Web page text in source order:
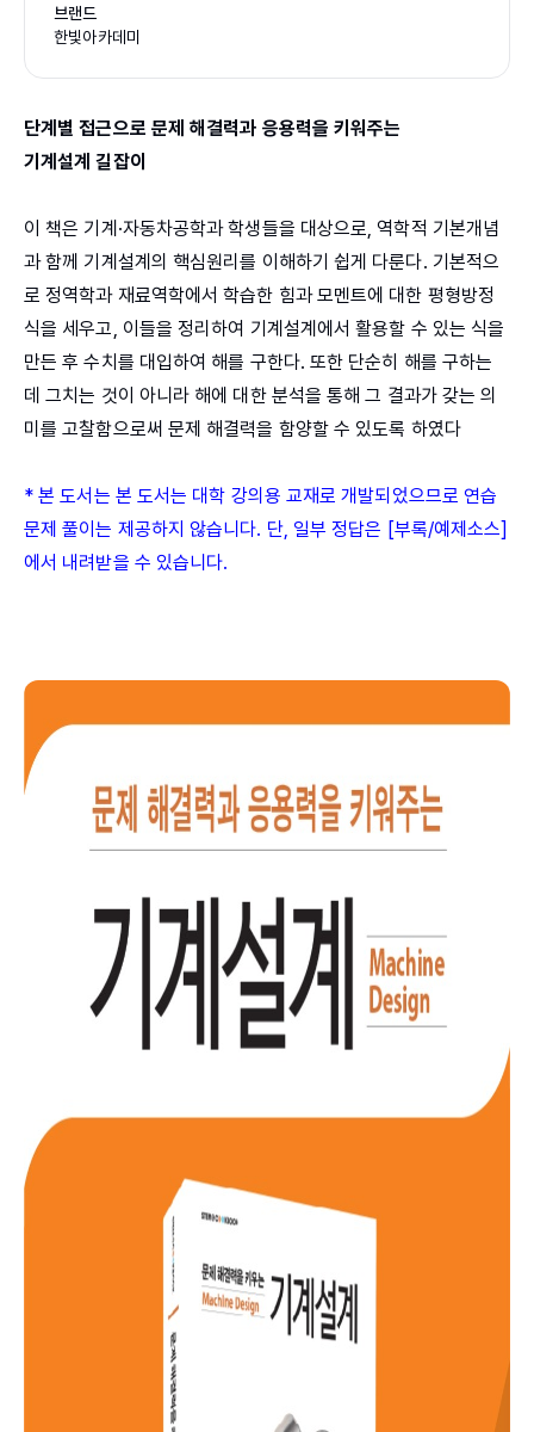
브랜드
한빛아카데미
단계별 접근으로 문제 해결력과 응용력을 키워주는
기계설계 길잡이
이 책은 기계·자동차공학과 학생들을 대상으로, 역학적 기본개념
과 함께 기계설계의 핵심원리를 이해하기 쉽게 다룬다. 기본적으
로 정역학과 재료역학에서 학습한 힘과 모멘트에 대한 평형방정
식을 세우고, 이들을 정리하여 기계설계에서 활용할 수 있는 식을
만든 후 수치를 대입하여 해를 구한다. 또한 단순히 해를 구하는
데 그치는 것이 아니라 해에 대한 분석을 통해 그 결과가 갖는 의
미를 고찰함으로써 문제 해결력을 함양할 수 있도록 하였다
* 본 도서는 본 도서는 대학 강의용 교재로 개발되었으므로 연습
문제 풀이는 제공하지 않습니다. 단, 일부 정답은 [부록/예제소스]
에서 내려받을 수 있습니다.